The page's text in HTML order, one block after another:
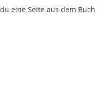
eine Seite aus dem Buch